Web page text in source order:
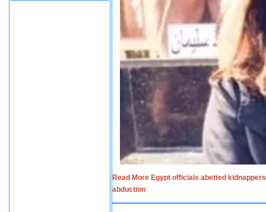
Read More Egypt officials abetted
abduction